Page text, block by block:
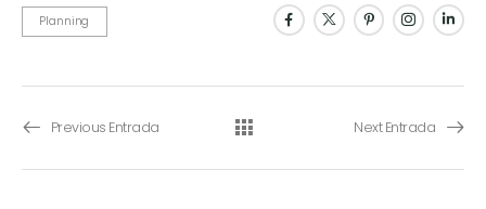
Planning
Previous Entrada Next Entrada